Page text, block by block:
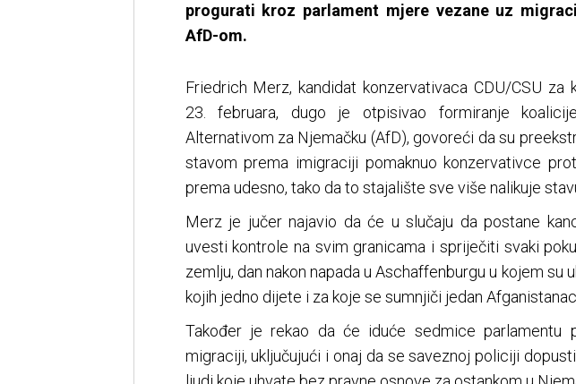
progurati kroz parlament mjere vezane uz
AfD-om.
Friedrich Merz, kandidat konzervativaca CDU/CSU za
23. februara, dugo je otpisivao formiranje
Alternativom za Njemačku (AfD), govoreći da su
stavom prema imigraciji pomaknuo konzervativce
prema udesno, tako da to stajalište sve više nalikuje
Merz je jučer najavio da će u slučaju da postane
uvesti kontrole na svim granicama i spriječiti svaki
zemlju, dan nakon napada u Aschaffenburgu u kojem su
kojih jedno dijete i za koje se sumnjiči jedan Afganistanac.
Također je rekao da će iduće sedmice parlamentu
migraciji, uključujući i onaj da se saveznoj policiji